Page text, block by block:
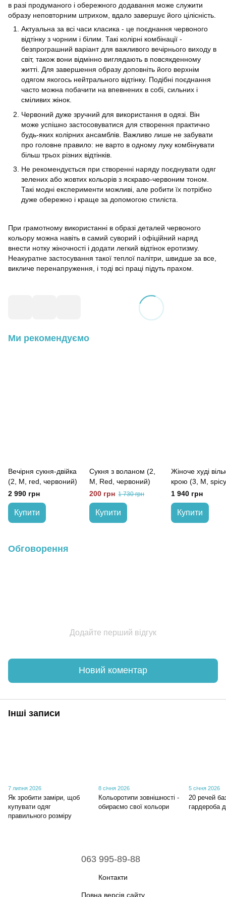
в разі продуманого і обережного додавання може служити
образу неповторним штрихом, вдало завершує його цілісність.
Актуальна за всі часи класика - це поєднання червоного
відтінку з чорним і білим. Такі колірні комбінації -
безпрограшний варіант для важливого вечірнього виходу в
світ, також вони відмінно виглядають в повсякденному
житті. Для завершення образу доповніть його верхнім
одягом якогось нейтрального відтінку. Подібні поєднання
часто можна побачити на впевнених в собі, сильних і
сміливих жінок.
Червоний дуже зручний для використання в одязі. Він
може успішно застосовуватися для створення практично
будь-яких колірних ансамблів. Важливо лише не забувати
про головне правило: не варто в одному луку комбінувати
більш трьох різних відтінків.
Не рекомендується при створенні наряду поєднувати одяг
зелених або жовтих кольорів з яскраво-червоним тоном.
Такі модні експерименти можливі, але робити їх потрібно
дуже обережно і краще за допомогою стиліста.
При грамотному використанні в образі деталей червоного
кольору можна навіть в самий суворий і офіційний наряд
внести нотку жіночності і додати легкий відтінок еротизму.
Неакуратне застосування такої теплої палітри, швидше за все,
викличе перенапруження, і тоді всі праці підуть прахом.
Ми рекомендуємо
Вечірня сукня-двійка
(2, M, red, червоний)
2 990 грн
Купити
Сукня з воланом (2,
M, Red, червоний)
200 грн 1 730 грн
Купити
Жіноче худі
крою (3, M,
1 940 грн
Купити
Обговорення
Додайте перший відгук
Новий коментар
Інші записи
7 липня 2026
Як зробити заміри, щоб
купувати одяг
правильного розміру
8 січня 2026
Кольоротипи зовнішності -
обираємо свої кольори
5 січня 2026
20 речей
гардероба
063 995-89-88
Контакти
Повна версія сайту